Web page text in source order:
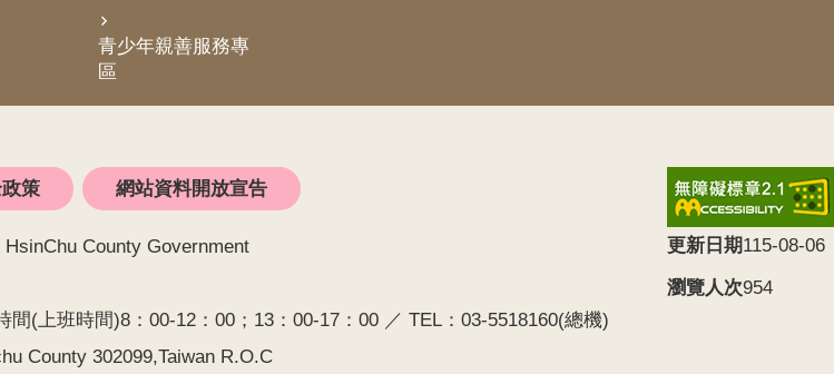
青少年親善服務專
區
策 網站資料開放宣告
County Government
(上班時間)8：00-12：00；13：00-17：00 ／ TEL：03-5518160(總機)
County 302099,Taiwan R.O.C
更新日期115-08-06
瀏覽人次954